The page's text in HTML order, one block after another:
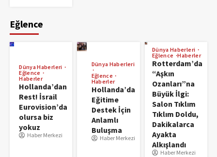
Eğlence
Dünya Haberleri
Eğlence
Haberler
Hollanda’dan
Rest! İsrail
Eurovision’da
olursa biz
yokuz
Haber Merkezi
Dünya Haberleri
Eğlence
Haberler
Hollanda’da
Eğitime
Destek İçin
Anlamlı
Buluşma
Haber Merkezi
Dünya Haberleri
Eğlence
Haberler
Rotterdam’da
“Aşkın
Ozanları”na
Büyük İlgi:
Salon Tıklım
Tıklım Doldu,
Dakikalarca
Ayakta
Alkışlandı
Haber Merkezi